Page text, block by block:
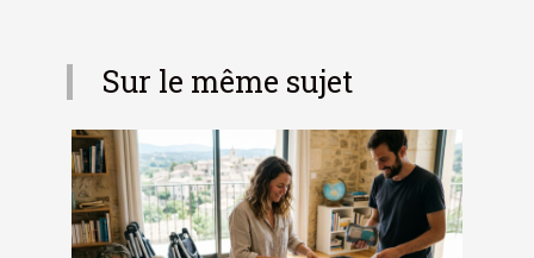
Sur le même sujet